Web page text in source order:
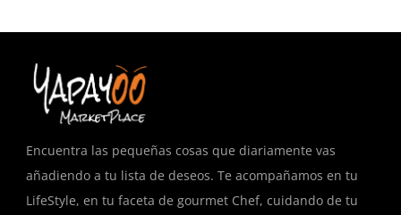
Encuentra las pequeñas cosas que diariamente vas
añadiendo a tu lista de deseos. Te acompañamos en tu
LifeStyle, en tu faceta de gourmet Chef, cuidando de tu